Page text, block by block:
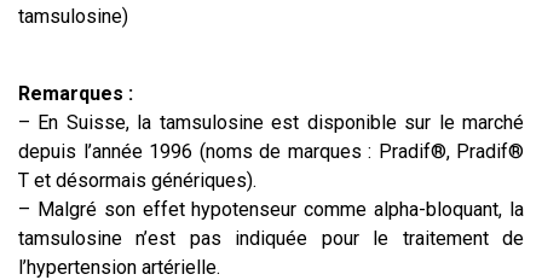
tamsulosine)
Remarques :
– En Suisse, la tamsulosine est disponible sur le marché
depuis l’année 1996 (noms de marques : Pradif®, Pradif®
T et désormais génériques).
– Malgré son effet hypotenseur comme alpha-bloquant, la
tamsulosine n’est pas indiquée pour le traitement de
l’hypertension artérielle.